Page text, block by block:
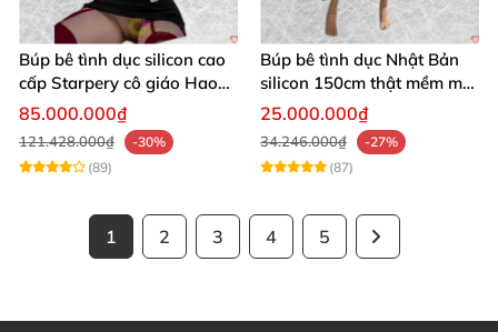
Búp bê tình dục silicon cao
cấp Starpery cô giáo Hao
ngực khủng siêu thực
85.000.000₫
121.428.000₫
-30%
(89)
Búp bê tình dục Nhật Bản
silicon 150cm thật mềm mại
rung co bóp
25.000.000₫
34.246.000₫
-27%
(87)
1 2 3 4 5